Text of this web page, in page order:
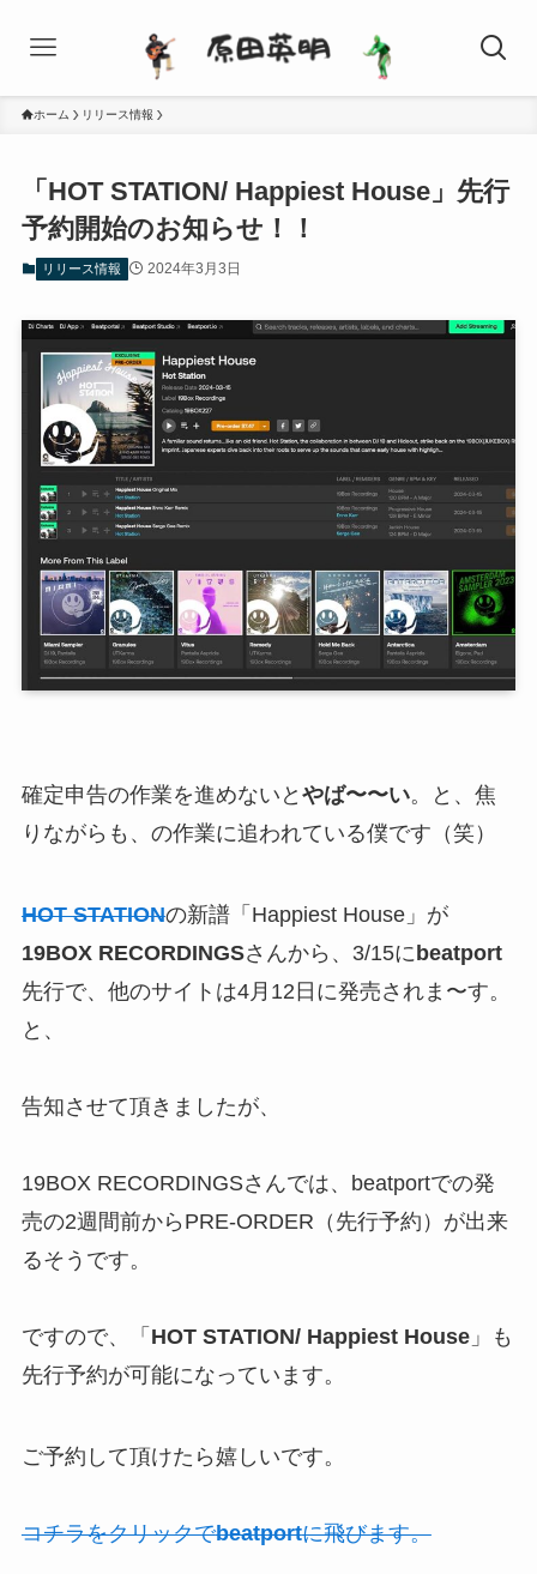
ホーム リリース情報
「HOT STATION/ Happiest House」先行
予約開始のお知らせ！！
リリース情報 2024年3月3日
確定申告の作業を進めないと やば〜〜い。と、焦
りながらも、の作業に追われている僕です（笑）
HOT STATIONの新譜「Happiest House」が
19BOX RECORDINGSさんから、3/15に beatport
先行で、他のサイトは4月12日に発売されま〜す。
と、
告知させて頂きましたが、
19BOX RECORDINGSさんでは、beatportでの発
売の2週間前からPRE-ORDER（先行予約）が出来
るそうです。
ですので、「 HOT STATION/ Happiest House」も
先行予約が可能になっています。
ご予約して頂けたら嬉しいです。
コチラをクリックでbeatportに飛びます。